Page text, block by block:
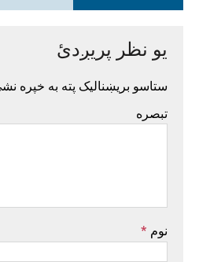
یو نظر پریږدئ
ستاسو بریښنالیک پته به خپره
تبصره
نوم *